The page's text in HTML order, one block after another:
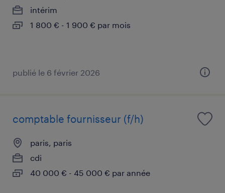
intérim
1 800 € - 1 900 € par mois
publié le 6 février 2026
comptable fournisseur (f/h)
paris, paris
cdi
40 000 € - 45 000 € par année